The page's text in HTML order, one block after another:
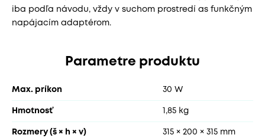
iba podľa návodu, vždy v suchom prostredí as funkčným
napájacím adaptérom.
Parametre produktu
Max. príkon 30 W
Hmotnosť 1,85 kg
Rozmery (š × h × v) 315 × 200 × 315 mm